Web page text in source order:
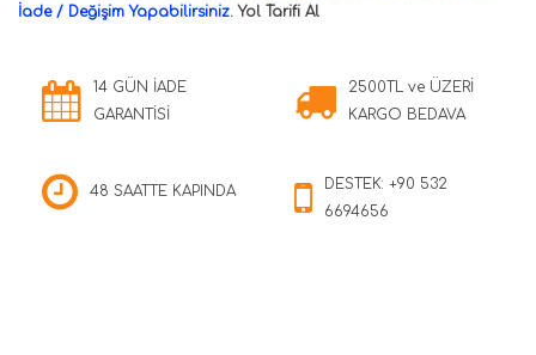
İade / Değişim Yapabilirsiniz.Yol Tarifi Al
14 GÜN İADE
GARANTİSİ
2500TL ve ÜZERİ
KARGO BEDAVA
48 SAATTE KAPINDA
DESTEK: +90 532
6694656